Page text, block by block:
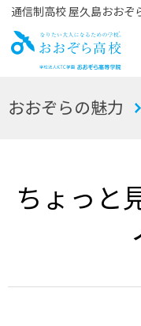
通信制高校 屋久島おおぞ
お
おおぞらの魅力
ちょっと